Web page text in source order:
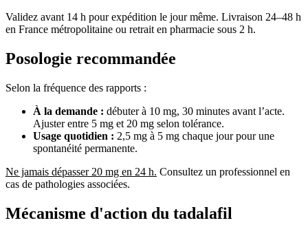
Validez avant 14 h pour expédition le jour même. Livraison 24–48 h
en France métropolitaine ou retrait en pharmacie sous 2 h.
Posologie recommandée
Selon la fréquence des rapports :
À la demande : débuter à 10 mg, 30 minutes avant l’acte.
Ajuster entre 5 mg et 20 mg selon tolérance.
Usage quotidien : 2,5 mg à 5 mg chaque jour pour une
spontanéité permanente.
Ne jamais dépasser 20 mg en 24 h. Consultez un professionnel en
cas de pathologies associées.
Mécanisme d'action du tadalafil